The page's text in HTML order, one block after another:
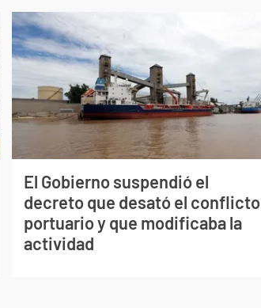
El Gobierno suspendió el
decreto que desató el conflicto
portuario y que modificaba la
actividad